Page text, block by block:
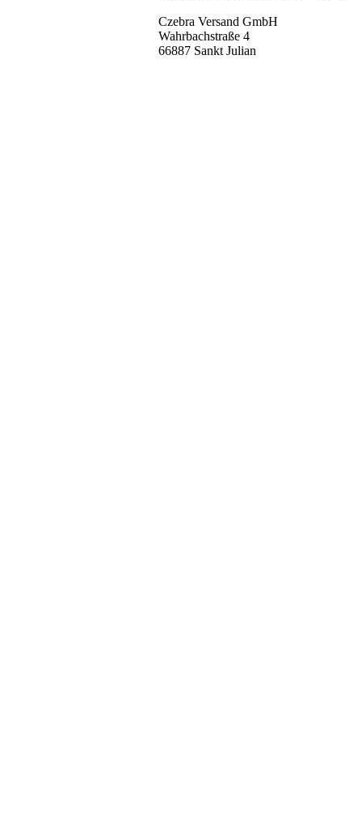
Czebra Versand GmbH
Wahrbachstraße 4
66887 Sankt Julian